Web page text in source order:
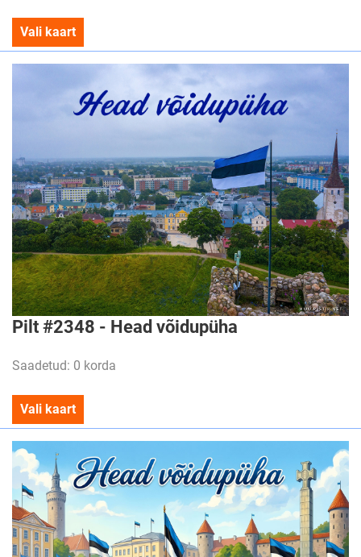
Vali kaart
Pilt #2348 - Head võidupüha
Saadetud: 0 korda
Vali kaart